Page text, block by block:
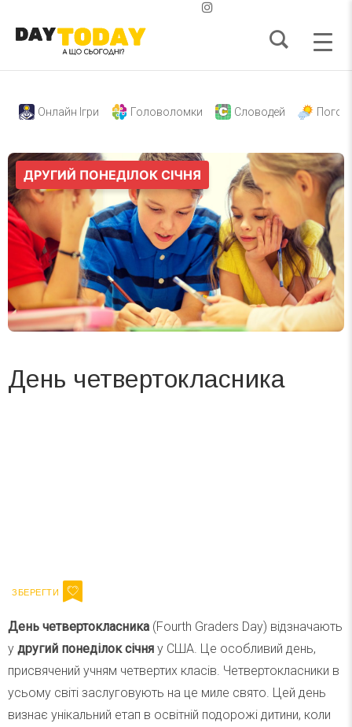
Онлайн Ігри Головоломки Словодей
День четвертокласника
День четвертокласника (Fourth Graders Day) відзначають
у другий понеділок січня у США. Це особливий день,
присвячений учням четвертих класів. Четвертокласники в
усьому світі заслуговують на це миле свято. Цей день
визнає унікальний етап в освітній подорожі дитини, коли